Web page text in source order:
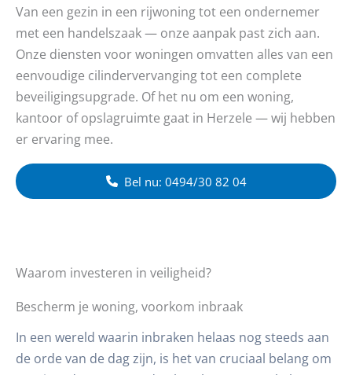
Van een gezin in een rijwoning tot een ondernemer
met een handelszaak — onze aanpak past zich aan.
Onze diensten voor woningen omvatten alles van een
eenvoudige cilindervervanging tot een complete
beveiligingsupgrade. Of het nu om een woning,
kantoor of opslagruimte gaat in Herzele — wij hebben
er ervaring mee.
Bel nu: 0494/30 82 04
Waarom investeren in veiligheid?
Bescherm je woning, voorkom inbraak
In een wereld waarin inbraken helaas nog steeds aan
de orde van de dag zijn, is het van cruciaal belang om